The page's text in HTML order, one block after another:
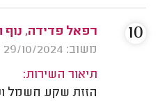
רפאל פדידה, נוף
משוב: 29/10/2024
תיאור השירות:
הזזת שקע חשמל
10